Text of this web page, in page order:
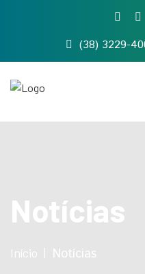
(38) 3229-
somos
Notícias
Início Notícias